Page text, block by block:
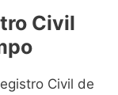
Civil
Civil de